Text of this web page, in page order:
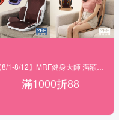
滿1000折88